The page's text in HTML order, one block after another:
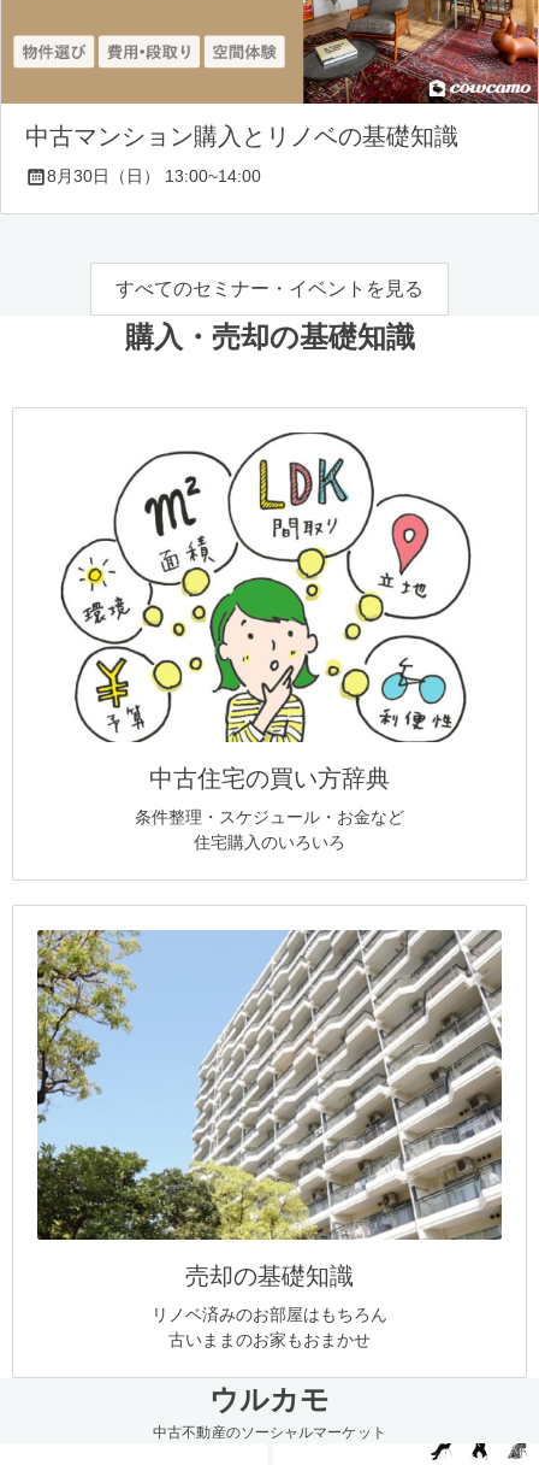
中古マンション購入とリノベの基礎知識
8月30日（日） 13:00~14:00
すべてのセミナー・イベントを見る
購入・売却の基礎知識
中古住宅の買い方辞典
条件整理・スケジュール・お金など
住宅購入のいろいろ
売却の基礎知識
リノベ済みのお部屋はもちろん
古いままのお家もおまかせ
ウルカモ
中古不動産のソーシャルマーケット